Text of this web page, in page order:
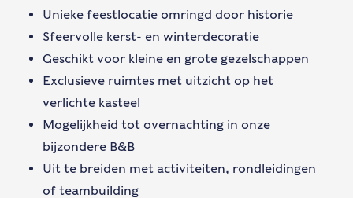
Unieke feestlocatie omringd door historie
Sfeervolle kerst- en winterdecoratie
Geschikt voor kleine en grote gezelschappen
Exclusieve ruimtes met uitzicht op het
verlichte kasteel
Mogelijkheid tot overnachting in onze
bijzondere B&B
Uit te breiden met activiteiten, rondleidingen
of teambuilding